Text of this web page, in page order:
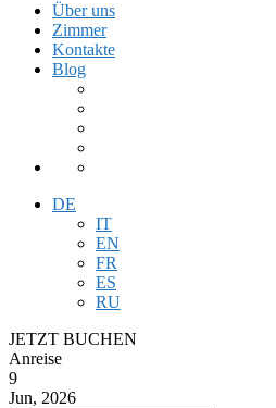
Über uns
Zimmer
Kontakte
Blog
DE
IT
EN
FR
ES
RU
JETZT BUCHEN
Anreise
9
Jun, 2026